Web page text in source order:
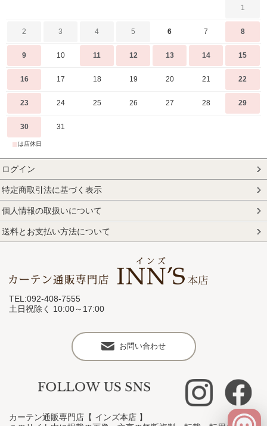
1
2 3 4 5 6 7 8
9 10 11 12 13 14 15
16 17 18 19 20 21 22
23 24 25 26 27 28 29
30 31
■は店休日
ログイン
特定商取引法に基づく表示
個人情報の取扱いについて
送料とお支払い方法について
TEL:092-408-7555
土日祝除く 10:00～17:00
お問い合わせ
カーテン通販専門店【 インズ本店 】